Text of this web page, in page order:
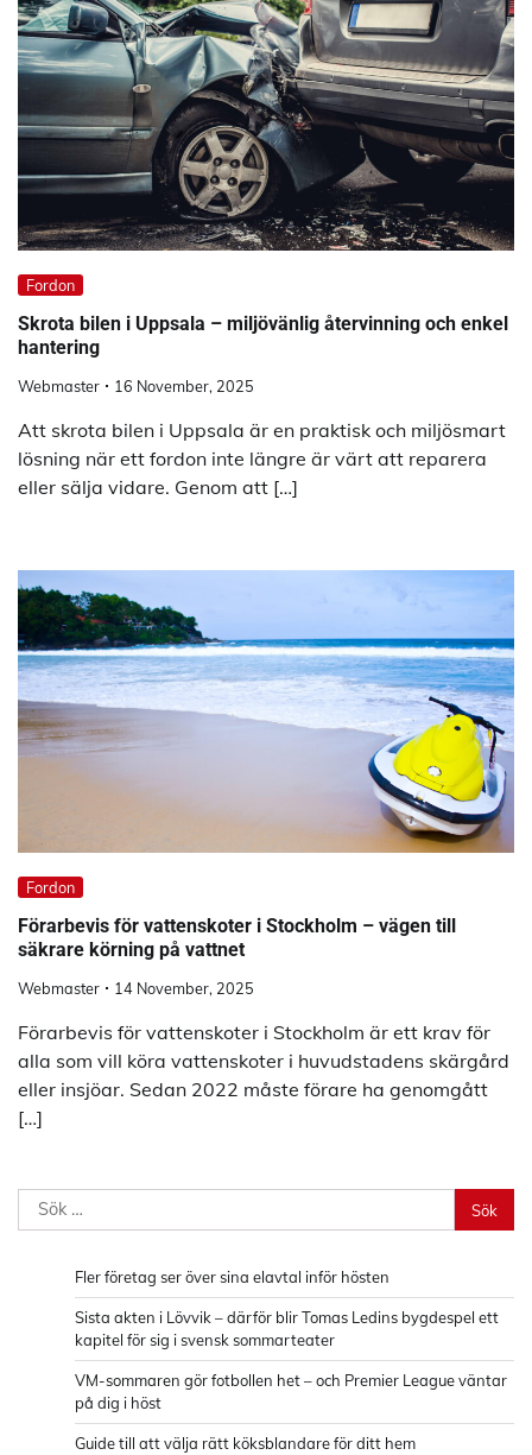
Fordon
Skrota bilen i Uppsala – miljövänlig återvinning och enkel
hantering
Webmaster 16 November, 2025
Att skrota bilen i Uppsala är en praktisk och miljösmart
lösning när ett fordon inte längre är värt att reparera
eller sälja vidare. Genom att […]
Fordon
Förarbevis för vattenskoter i Stockholm – vägen till
säkrare körning på vattnet
Webmaster 14 November, 2025
Förarbevis för vattenskoter i Stockholm är ett krav för
alla som vill köra vattenskoter i huvudstadens skärgård
eller insjöar. Sedan 2022 måste förare ha genomgått
[…]
Sök
efter:
Fler företag ser över sina elavtal inför hösten
Sista akten i Lövvik – därför blir Tomas Ledins bygdespel ett
kapitel för sig i svensk sommarteater
VM-sommaren gör fotbollen het – och Premier League väntar
på dig i höst
Guide till att välja rätt köksblandare för ditt hem